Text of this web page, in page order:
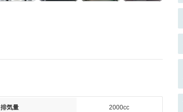
排気量 2000cc